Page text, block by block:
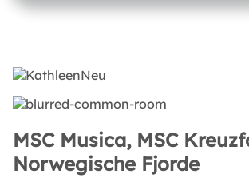
MSC Musica, MSC
Norwegische Fjorde